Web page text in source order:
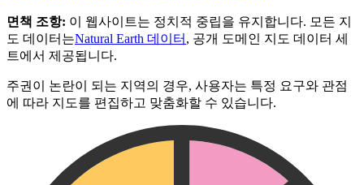
면책 조항: 이 웹사이트는 정치적 중립을 유지합니다. 모든 지
도 데이터는Natural Earth 데이터 , 공개 도메인 지도 데이터 세
트에서 제공됩니다.
주권이 논란이 되는 지역의 경우, 사용자는 특정 요구와 관점
에 따라 지도를 편집하고 맞춤화할 수 있습니다.